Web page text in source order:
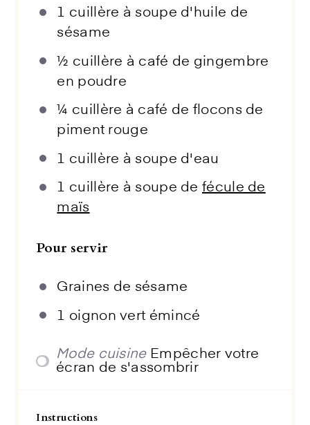
1 cuillère à soupe d'huile de
sésame
½ cuillère à café de gingembre
en poudre
¼ cuillère à café de flocons de
piment rouge
1 cuillère à soupe d'eau
1 cuillère à soupe defécule de
maïs
Pour servir
Graines de sésame
1 oignon vert émincé
Mode cuisine Empêcher votre
écran de s'assombrir
Instructions